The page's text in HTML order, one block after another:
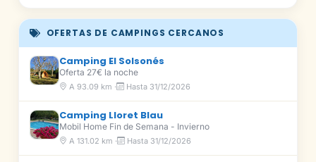
OFERTAS DE CAMPINGS CERCANOS
Camping El Solsonés
Oferta 27€ la noche
A 93.09 km · Hasta 31/12/2026
Camping Lloret Blau
Mobil Home Fin de Semana - Invierno
A 131.02 km · Hasta 31/12/2026